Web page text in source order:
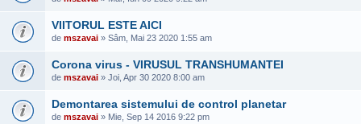
VIITORUL ESTE AICI
de mszavai » Sâm, Mai 23 2020 1:55 am
Corona virus - VIRUSUL TRANSHUMANTEI
de mszavai » Joi, Apr 30 2020 8:00 am
Demontarea sistemului de control planetar
de mszavai » Mie, Sep 14 2016 9:22 pm